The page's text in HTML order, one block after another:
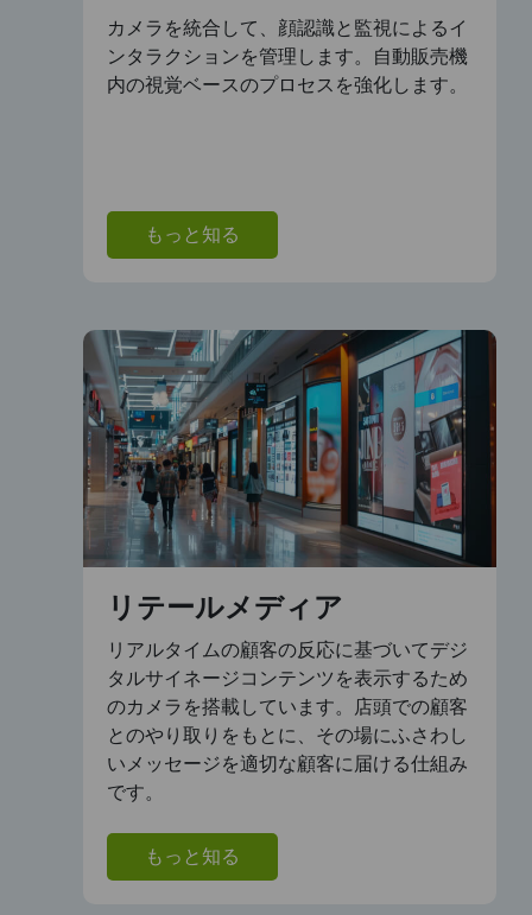
カメラを統合して、顔認識と監視によるイ
ンタラクションを管理します。自動販売機
内の視覚ベースのプロセスを強化します。
もっと知る
リテールメディア
リアルタイムの顧客の反応に基づいてデジ
タルサイネージコンテンツを表示するため
のカメラを搭載しています。店頭での顧客
とのやり取りをもとに、その場にふさわし
いメッセージを適切な顧客に届ける仕組み
です。
もっと知る